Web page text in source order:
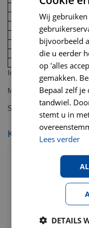
2
3
5
6
7
Inhoud: 12 stuks
Maat: 4: 40 – 48 cm
Savic comfort nappy
KIJK OOK EENS
Wij
bijvoorbeeld
die u eerder
op 'alles
gemakken.
Bepaal zelf
tandwiel.
stemt u in
Lees verder
DETAILS